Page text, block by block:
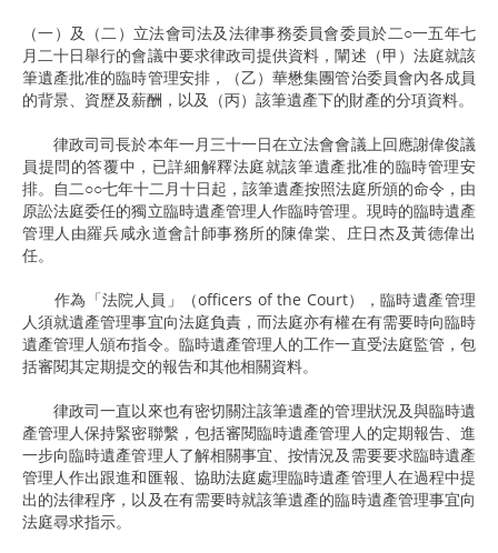
（一）及（二）立法會司法及法律事務委員會委員於二○一五年七
月二十日舉行的會議中要求律政司提供資料，闡述（甲）法庭就該
筆遺產批准的臨時管理安排，（乙）華懋集團管治委員會內各成員
的背景、資歷及薪酬，以及（丙）該筆遺產下的財產的分項資料。
律政司司長於本年一月三十一日在立法會會議上回應謝偉俊議
員提問的答覆中，已詳細解釋法庭就該筆遺產批准的臨時管理安
排。自二○○七年十二月十日起，該筆遺產按照法庭所頒的命令，由
原訟法庭委任的獨立臨時遺產管理人作臨時管理。現時的臨時遺產
管理人由羅兵咸永道會計師事務所的陳偉棠、庄日杰及黃德偉出
任。
作為「法院人員」（officers of the Court），臨時遺產管理
人須就遺產管理事宜向法庭負責，而法庭亦有權在有需要時向臨時
遺產管理人頒布指令。臨時遺產管理人的工作一直受法庭監管，包
括審閱其定期提交的報告和其他相關資料。
律政司一直以來也有密切關注該筆遺產的管理狀況及與臨時遺
產管理人保持緊密聯繫，包括審閱臨時遺產管理人的定期報告、進
一步向臨時遺產管理人了解相關事宜、按情況及需要要求臨時遺產
管理人作出跟進和匯報、協助法庭處理臨時遺產管理人在過程中提
出的法律程序，以及在有需要時就該筆遺產的臨時遺產管理事宜向
法庭尋求指示。